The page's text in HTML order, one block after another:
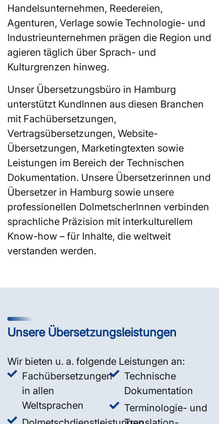
Handelsunternehmen, Reedereien,
Agenturen, Verlage sowie Technologie- und
Industrieunternehmen prägen die Region und
agieren täglich über Sprach- und
Kulturgrenzen hinweg.
Unser Übersetzungsbüro in Hamburg
unterstützt KundInnen aus diesen Branchen
mit Fachübersetzungen,
Vertragsübersetzungen, Website-
Übersetzungen, Marketingtexten sowie
Leistungen im Bereich der Technischen
Dokumentation. Unsere Übersetzerinnen und
Übersetzer in Hamburg sowie unsere
professionellen DolmetscherInnen verbinden
sprachliche Präzision mit interkulturellem
Know-how – für Inhalte, die weltweit
verstanden werden.
Unsere Übersetzungsleistungen
Wir bieten u. a. folgende Leistungen an:
Fachübersetzungen
in allen
Weltsprachen
Technische
Dokumentation
Terminologie- und